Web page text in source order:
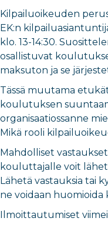
Kilpailuoikeuden
EK:n
klo. 13-14:30.
osallistuvat
maksuton ja se
Tässä muutama
koulutuksen
organisaatiossanne
Mikä rooli
Mahdolliset
kouluttajalle voit
Lähetä vastauksia tai
ne voidaan huomioida
Ilmoittautumiset